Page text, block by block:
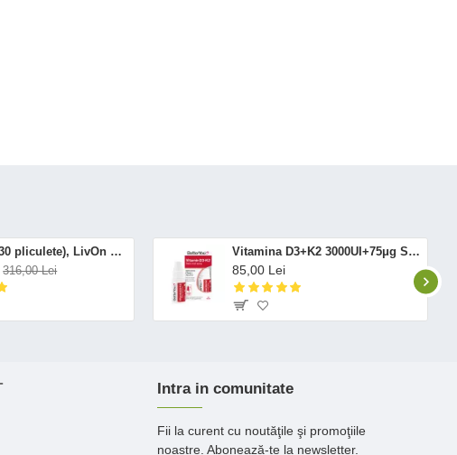
Altrient C (30 pliculete), LivOn Labs
316,00 Lei
Vitamina D3+K2 3000UI+75μg Spray Oral (12 ml), BetterYou
85,00 Lei
Intra in comunitate
Fii la curent cu noutăţile şi promoţiile
noastre. Abonează-te la newsletter.